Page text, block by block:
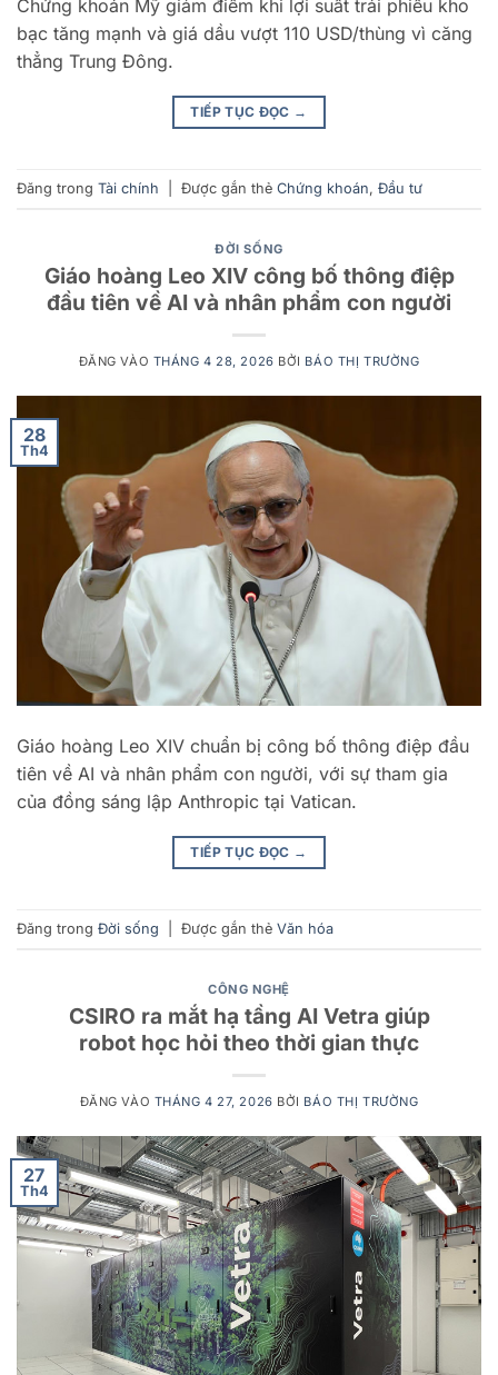
Chứng khoán Mỹ giảm điểm khi lợi suất trái phiếu kho
bạc tăng mạnh và giá dầu vượt 110 USD/thùng vì căng
thẳng Trung Đông.
TIẾP TỤC ĐỌC →
Đăng trong Tài chính Được gắn thẻ Chứng khoán, Đầu tư
ĐỜI SỐNG
Giáo hoàng Leo XIV công bố thông điệp
đầu tiên về AI và nhân phẩm con người
ĐĂNG VÀO THÁNG 4 28, 2026 BỞI BÁO THỊ TRƯỜNG
28
Th4
Giáo hoàng Leo XIV chuẩn bị công bố thông điệp đầu
tiên về AI và nhân phẩm con người, với sự tham gia
của đồng sáng lập Anthropic tại Vatican.
TIẾP TỤC ĐỌC →
Đăng trong Đời sống Được gắn thẻ Văn hóa
CÔNG NGHỆ
CSIRO ra mắt hạ tầng AI Vetra giúp
robot học hỏi theo thời gian thực
ĐĂNG VÀO THÁNG 4 27, 2026 BỞI BÁO THỊ TRƯỜNG
27
Th4